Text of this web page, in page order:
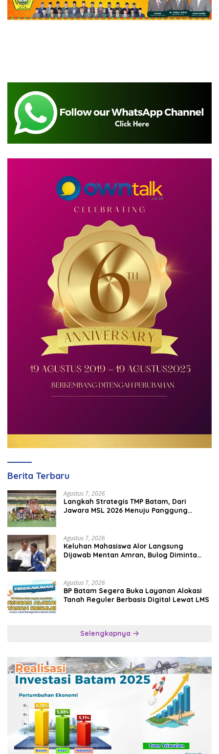
Berita Terbaru
Agustus 7, 2026
Langkah Strategis TMP Batam, Dari
Jawara MSL 2026 Menuju Panggung
Agustus 7, 2026
Keluhan Mahasiswa Alor Langsung
Dijawab Mentan Amran, Bulog Diminta
Agustus 7, 2026
BP Batam Segera Buka Layanan Alokasi
Tanah Reguler Berbasis Digital Lewat LMS
Selengkapnya